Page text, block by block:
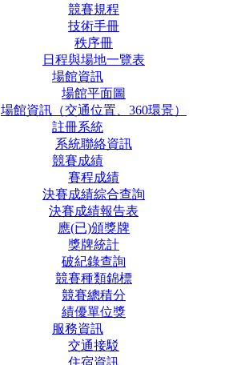
競賽規程
技術手冊
秩序冊
日程與場地一覽表
場館資訊
場館平面圖
場館資訊（交通位置、360環景）
註冊系統
系統聯絡資訊
競賽成績
賽程成績
決賽成績綜合查詢
決賽成績報告表
應(已)頒獎牌
獎牌統計
破紀錄查詢
競賽種類錦標
競賽總積分
績優單位獎
服務資訊
交通接駁
住宿資訊